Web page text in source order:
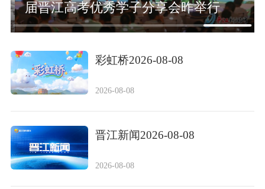
届晋江高考优秀学子分享会昨举行
彩虹桥2026-08-08
2026-08-08
晋江新闻2026-08-08
2026-08-08